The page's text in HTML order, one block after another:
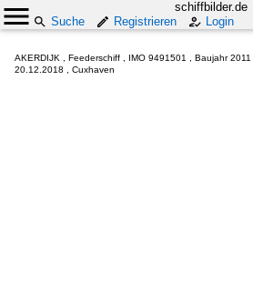
schiffbilder.de
Suche
Registrieren Login
AKERDIJK , Feederschiff , IMO 9491501 , Baujahr
20.12.2018 , Cuxhaven